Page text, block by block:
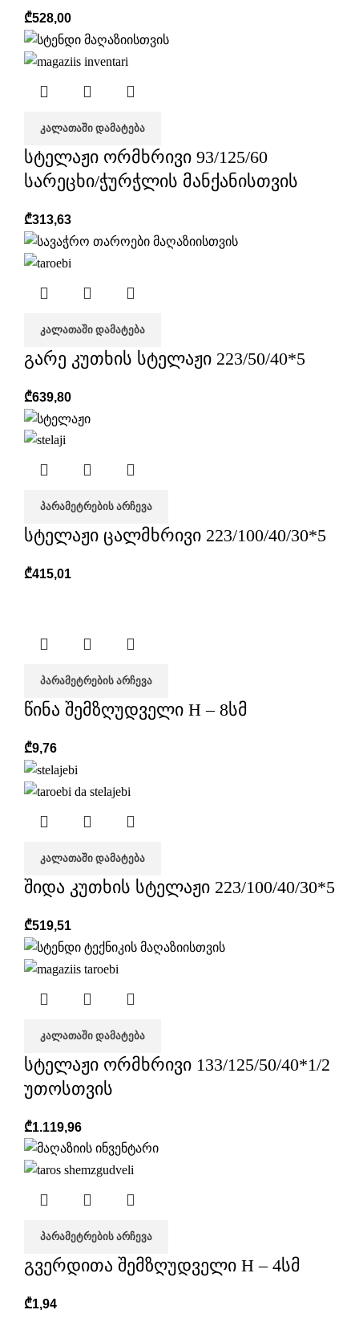
₾528,00
ᲙᲐᲚᲐᲗᲐᲨᲘ ᲓᲐᲛᲐᲢᲔᲑᲐ
სტელაჟი ორმხრივი 93/125/60
სარეცხი/ჭურჭლის მანქანისთვის
₾313,63
ᲙᲐᲚᲐᲗᲐᲨᲘ ᲓᲐᲛᲐᲢᲔᲑᲐ
გარე კუთხის სტელაჟი 223/50/40*5
₾639,80
ᲞᲐᲠᲐᲛᲔᲢᲠᲔᲑᲘᲡ ᲐᲠᲩᲔᲕᲐ
სტელაჟი ცალმხრივი 223/100/40/30*5
₾415,01
ᲞᲐᲠᲐᲛᲔᲢᲠᲔᲑᲘᲡ ᲐᲠᲩᲔᲕᲐ
წინა შემზღუდველი H – 8სმ
₾9,76
ᲙᲐᲚᲐᲗᲐᲨᲘ ᲓᲐᲛᲐᲢᲔᲑᲐ
შიდა კუთხის სტელაჟი 223/100/40/30*5
₾519,51
ᲙᲐᲚᲐᲗᲐᲨᲘ ᲓᲐᲛᲐᲢᲔᲑᲐ
სტელაჟი ორმხრივი 133/125/50/40*1/2
უთოსთვის
₾1.119,96
ᲞᲐᲠᲐᲛᲔᲢᲠᲔᲑᲘᲡ ᲐᲠᲩᲔᲕᲐ
გვერდითა შემზღუდველი H – 4სმ
₾1,94